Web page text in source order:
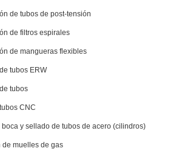
de tubos de post-tensión
de filtros espirales
de mangueras flexibles
tubos ERW
tubos
CNC
y sellado de tubos de acero (cilindros)
de muelles de gas